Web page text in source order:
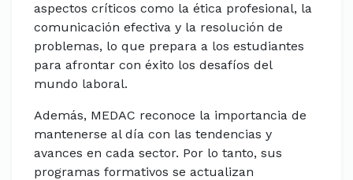
aspectos críticos como la ética profesional, la
comunicación efectiva y la resolución de
problemas, lo que prepara a los estudiantes
para afrontar con éxito los desafíos del
mundo laboral.
Además, MEDAC reconoce la importancia de
mantenerse al día con las tendencias y
avances en cada sector. Por lo tanto, sus
programas formativos se actualizan